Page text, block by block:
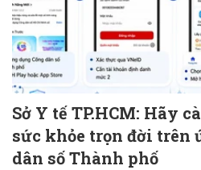
Sở Y tế TP.HCM: Hãy
sức khỏe trọn đời trên
dân số Thành phố